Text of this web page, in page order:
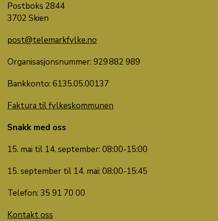
Postboks 2844
3702 Skien
post@telemarkfylke.no
Organisasjonsnummer: 929 882 989
Bankkonto: 6135.05.00137
Faktura til fylkeskommunen
Snakk med oss
15. mai til 14. september: 08:00-15:00
15. september til 14. mai: 08:00-15:45
Telefon: 35 91 70 00
Kontakt oss